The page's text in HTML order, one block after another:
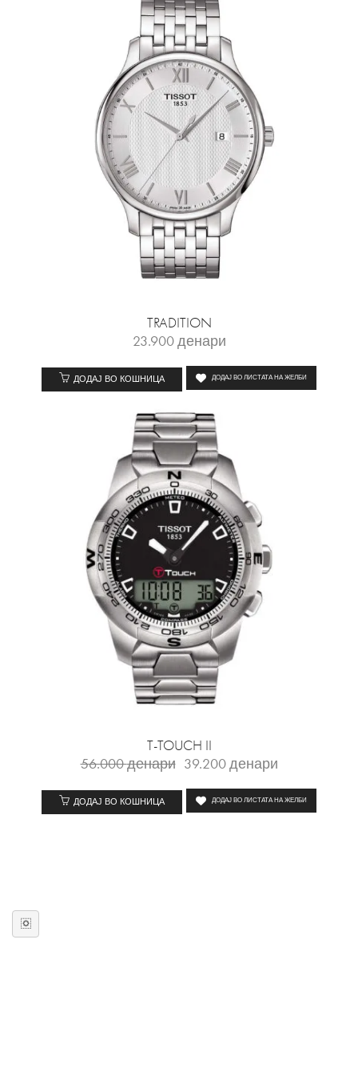
TRADITION
23.900денари
ДОДАЈ ВО КОШНИЦА ДОДАЈ ВО ЛИСТАТА НА ЖЕЛБИ
T-TOUCH II
56.000денари 39.200денари
ДОДАЈ ВО КОШНИЦА ДОДАЈ ВО ЛИСТАТА НА ЖЕЛБИ